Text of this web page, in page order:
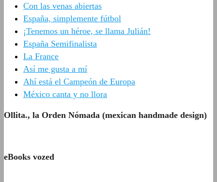
Con las venas abiertas
España, simplemente fútbol
¡Tenemos un héroe, se llama Julián!
España Semifinalista
La France
Así me gusta a mí
Ahí está el Campeón de Europa
México canta y no llora
Ollita., la Orden Nómada (mexican handmade design)
eBooks vozed